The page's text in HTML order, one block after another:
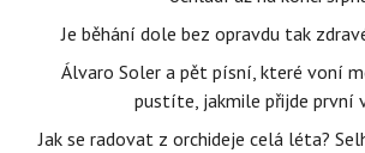
Je běhání dole bez opravdu tak
Álvaro Soler a pět písní, které voní
pustíte, jakmile přijde první
Jak se radovat z orchideje celá léta?